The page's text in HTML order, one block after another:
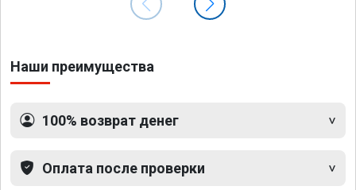
Наши преимущества
100% возврат денег
Оплата после проверки